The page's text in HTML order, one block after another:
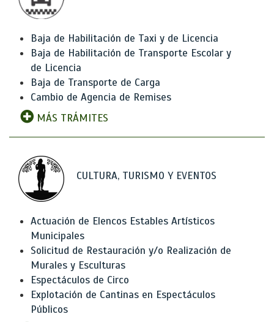
Baja de Habilitación de Taxi y de Licencia
Baja de Habilitación de Transporte Escolar y
de Licencia
Baja de Transporte de Carga
Cambio de Agencia de Remises
MÁS TRÁMITES
CULTURA, TURISMO Y EVENTOS
Actuación de Elencos Estables Artísticos
Municipales
Solicitud de Restauración y/o Realización de
Murales y Esculturas
Espectáculos de Circo
Explotación de Cantinas en Espectáculos
Públicos